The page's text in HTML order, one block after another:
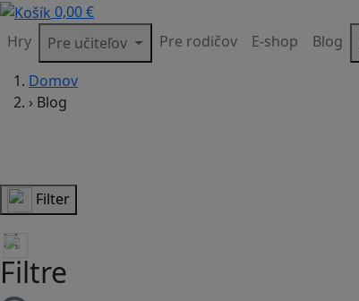
0,00 €
Hry
Pre učiteľov Pre rodičov E-shop Blog
Domov
› Blog
Filter
Filtre